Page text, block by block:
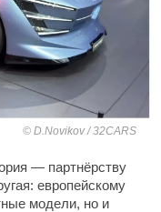
D.Novikov / 32CARS
— партнёрству
европейскому
модели, но и